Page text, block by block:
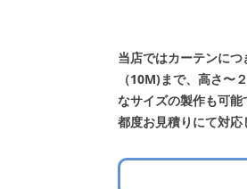
当店ではカーテンに
（10M)まで、高さ〜
なサイズの製作も可能
都度お見積りにて対応